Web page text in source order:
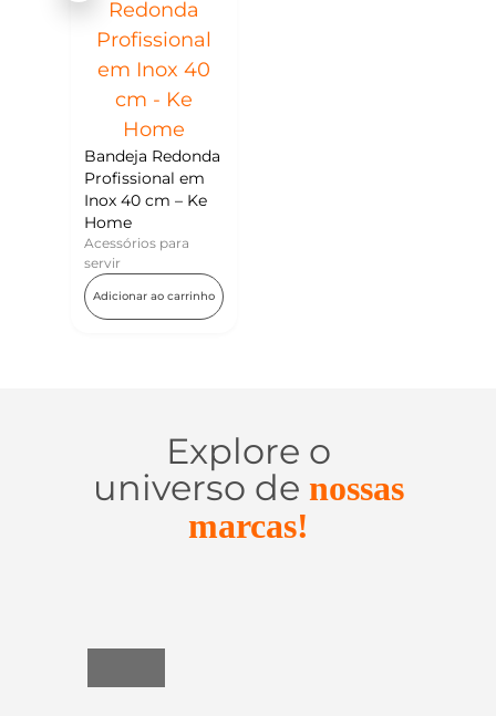
Bandeja Redonda
Profissional em
Inox 40 cm – Ke
Home
Acessórios para
servir
Adicionar ao carrinho
Explore o
universo de nossas
marcas!